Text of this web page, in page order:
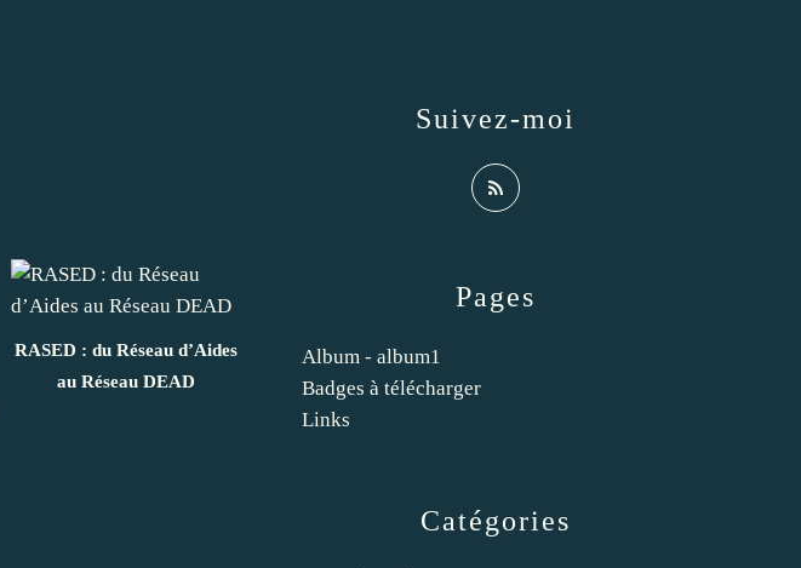
RASED : du Réseau d’Aides
au Réseau DEAD
Catégories
Pages
Album - album1
Badges à télécharger
Links
Suivez-moi